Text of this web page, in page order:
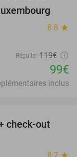
8.8 star
Régulier 119€
99€
inclus
37%
check-out
star